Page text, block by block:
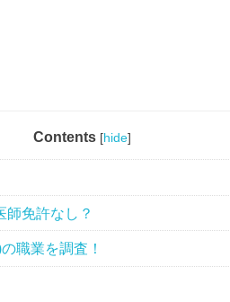
Contents [hide]
師免許なし？
職業を調査！